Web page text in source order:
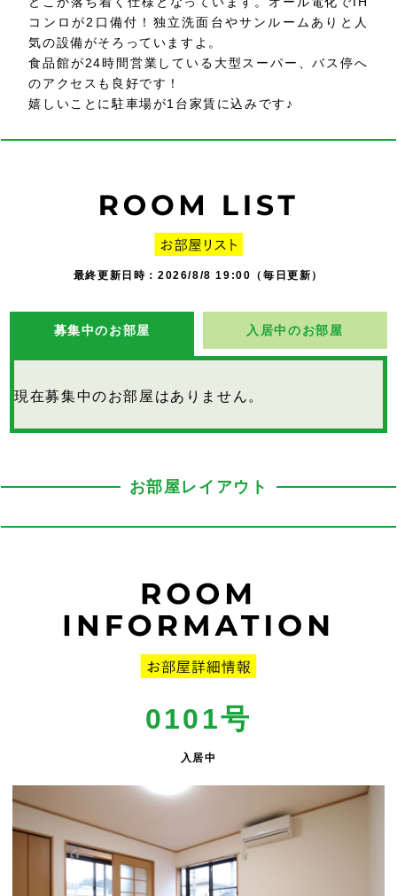
コンロが2口備付！独立洗面台やサンルームありと人
気の設備がそろっていますよ。
食品館が24時間営業している大型スーパー、バス停へ
のアクセスも良好です！
嬉しいことに駐車場が1台家賃に込みです♪
最終更新日時：2026/8/8 19:00（毎日更新）
募集中のお部屋 入居中のお部屋
現在募集中のお部屋はありません。
お部屋レイアウト
0101号
入居中